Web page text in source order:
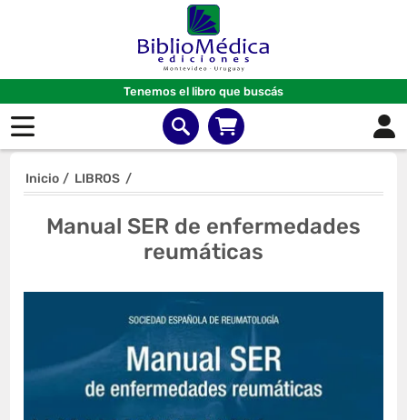
Tenemos el libro que buscás
Inicio / LIBROS /
Manual SER de enfermedades
reumáticas